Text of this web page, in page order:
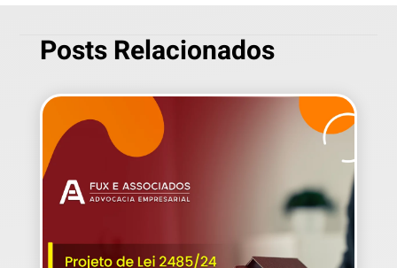
Posts Relacionados